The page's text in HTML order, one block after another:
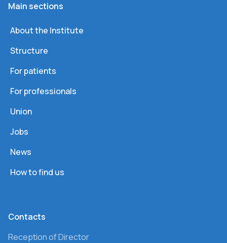
Main sections
About the Institute
Structure
For patients
For professionals
Union
Jobs
News
How to find us
Сontacts
Reception of Director